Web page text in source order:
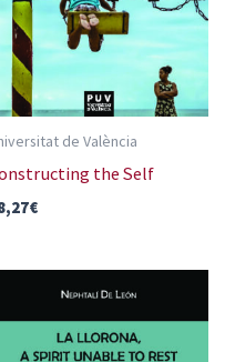
de València
the Self
€